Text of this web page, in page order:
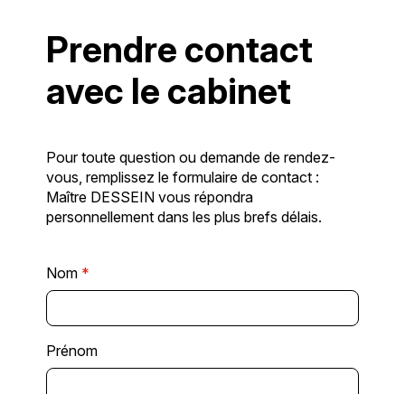
Prendre contact
avec le cabinet
Pour toute question ou demande de rendez-
vous, remplissez le formulaire de contact :
Maître DESSEIN vous répondra
personnellement dans les plus brefs délais.
Nom *
Prénom